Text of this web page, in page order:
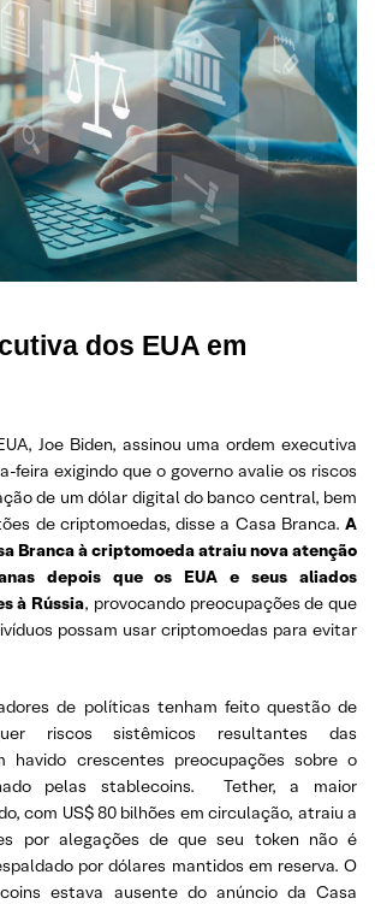
dos EUA em
Joe Biden, assinou uma ordem executiva
feira exigindo que o governo avalie os riscos
de um dólar digital do banco central, bem
de criptomoedas, disse a Casa Branca. A
Branca à criptomoeda atraiu nova atenção
depois que os EUA e seus aliados
à Rússia, provocando preocupações de que
possam usar criptomoedas para evitar
de políticas tenham feito questão de
riscos sistêmicos resultantes das
havido crescentes preocupações sobre o
pelas stablecoins. Tether, a maior
com US$ 80 bilhões em circulação, atraiu a
por alegações de que seu token não é
por dólares mantidos em reserva. O
estava ausente do anúncio da Casa